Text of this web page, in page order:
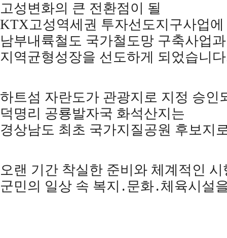
고성변화의 큰 전환점이 될
KTX고성역세권 투자선도지구사업
남부내륙철도 국가철도망 구축사업
지역균형성장을 선도하게 되었습니다
하트섬 자란도가 관광지로 지정 승인
덕명리 공룡발자국 화석산지는
경상남도 최초 국가지질공원 후보지
오랜 기간 착실한 준비와 체계적인 시
군민의 일상 속 복지 ․ 문화․체육시설